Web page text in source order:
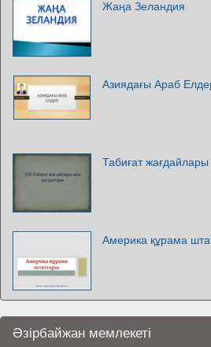
Жаңа Зеландия
Азиядағы Араб
Табиғат
Америка құрама
Әзірбайжан мемлекеті